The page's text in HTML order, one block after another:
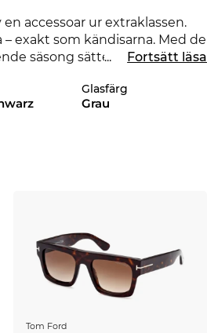
accessoar ur extraklassen.
exakt som kändisarna. Med de
säsong sätter detta
FT0847 som finns i vårt
i vår online-shop kan du
du garanterat till det
... Fortsätt läsa
Glasfärg
Grau
Tom Ford